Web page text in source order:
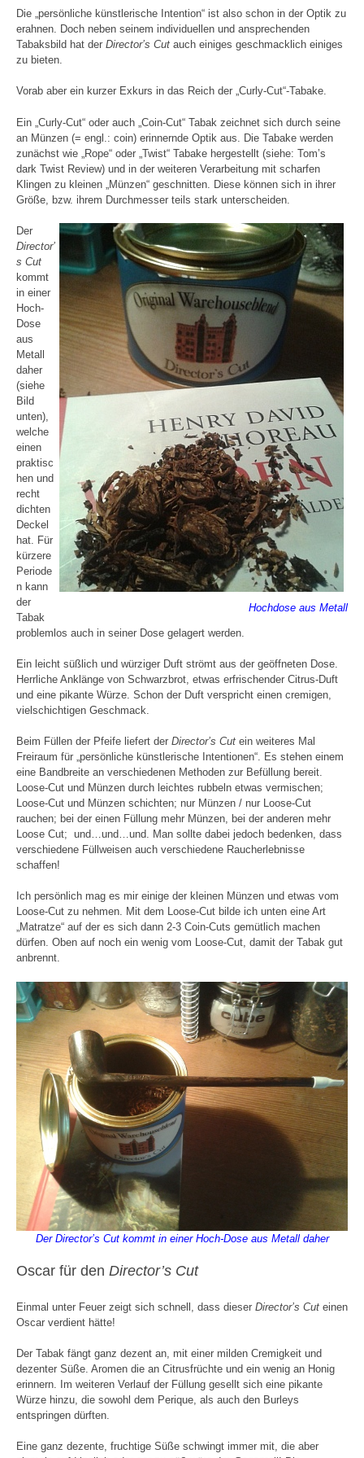
Die „persönliche künstlerische Intention“ ist also schon in der Optik zu
erahnen. Doch neben seinem individuellen und ansprechenden
Tabaksbild hat der Director’s Cut auch einiges geschmacklich einiges
zu bieten.
Vorab aber ein kurzer Exkurs in das Reich der „Curly-Cut“-Tabake.
Ein „Curly-Cut“ oder auch „Coin-Cut“ Tabak zeichnet sich durch seine
an Münzen (= engl.: coin) erinnernde Optik aus. Die Tabake werden
zunächst wie „Rope“ oder „Twist“ Tabake hergestellt (siehe: Tom’s
dark Twist Review) und in der weiteren Verarbeitung mit scharfen
Klingen zu kleinen „Münzen“ geschnitten. Diese können sich in ihrer
Größe, bzw. ihrem Durchmesser teils stark unterscheiden.
Hochdose aus Metall
Der
Director’
s Cut
kommt
in einer
Hoch-
Dose
aus
Metall
daher
(siehe
Bild
unten),
welche
einen
praktisc
hen und
recht
dichten
Deckel
hat. Für
kürzere
Periode
n kann
der
Tabak
problemlos auch in seiner Dose gelagert werden.
Ein leicht süßlich und würziger Duft strömt aus der geöffneten Dose.
Herrliche Anklänge von Schwarzbrot, etwas erfrischender Citrus-Duft
und eine pikante Würze. Schon der Duft verspricht einen cremigen,
vielschichtigen Geschmack.
Beim Füllen der Pfeife liefert der Director’s Cut ein weiteres Mal
Freiraum für „persönliche künstlerische Intentionen“. Es stehen einem
eine Bandbreite an verschiedenen Methoden zur Befüllung bereit.
Loose-Cut und Münzen durch leichtes rubbeln etwas vermischen;
Loose-Cut und Münzen schichten; nur Münzen / nur Loose-Cut
rauchen; bei der einen Füllung mehr Münzen, bei der anderen mehr
Loose Cut; und…und…und. Man sollte dabei jedoch bedenken, dass
verschiedene Füllweisen auch verschiedene Raucherlebnisse
schaffen!
Ich persönlich mag es mir einige der kleinen Münzen und etwas vom
Loose-Cut zu nehmen. Mit dem Loose-Cut bilde ich unten eine Art
„Matratze“ auf der es sich dann 2-3 Coin-Cuts gemütlich machen
dürfen. Oben auf noch ein wenig vom Loose-Cut, damit der Tabak gut
anbrennt.
Der Director’s Cut kommt in einer Hoch-Dose aus Metall daher
Oscar für den Director’s Cut
Einmal unter Feuer zeigt sich schnell, dass dieser Director’s Cut einen
Oscar verdient hätte!
Der Tabak fängt ganz dezent an, mit einer milden Cremigkeit und
dezenter Süße. Aromen die an Citrusfrüchte und ein wenig an Honig
erinnern. Im weiteren Verlauf der Füllung gesellt sich eine pikante
Würze hinzu, die sowohl dem Perique, als auch den Burleys
entspringen dürften.
Eine ganz dezente, fruchtige Süße schwingt immer mit, die aber